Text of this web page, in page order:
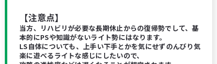
【注意点】
当方、リハビリが必要な長期休止からの復帰勢でして、基
本的にPSや知識がないライト勢にはなります。
LS自体についても、上手い下手とかを気にせずのんびり気
楽に遊べるライトな感じにしたいので、